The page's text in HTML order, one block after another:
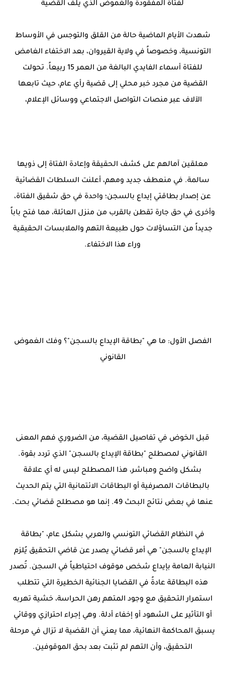
لفتاة المفقودة والغموض الذي يلف القضية
شهدت الأيام الماضية حالة من القلق والتوجس في الأوساط
التونسية، وخصوصاً في ولاية القيروان، بعد الاختفاء الغامض
للفتاة أسماء الفايدي البالغة من العمر 15 ربيعاً. تحولت
القضية من مجرد خبر محلي إلى قضية رأي عام، حيث تابعها
الآلاف عبر منصات التواصل الاجتماعي ووسائل الإعلام،
معلقين آمالهم على كشف الحقيقة وإعادة الفتاة إلى ذويها
سالمة. في منعطف جديد ومهم، أعلنت السلطات القضائية
عن إصدار بطاقتي إيداع بالسجن؛ واحدة في حق شقيق الفتاة،
وأخرى في حق جارة تقطن بالقرب من منزل العائلة، مما فتح باباً
جديداً من التساؤلات حول طبيعة التهم والملابسات الحقيقية
وراء هذا الاختفاء.
الفصل الأول: ما هي "بطاقة الإيداع بالسجن"؟ وفك الغموض
القانوني
قبل الخوض في تفاصيل القضية، من الضروري فهم المعنى
القانوني لمصطلح "بطاقة الإيداع بالسجن" الذي تردد بقوة.
بشكل واضح ومباشر، هذا المصطلح ليس له أي علاقة
بالبطاقات المصرفية أو البطاقات الائتمانية التي يتم الحديث
عنها في بعض نتائج البحث 49. إنما هو مصطلح قضائي بحت.
في النظام القضائي التونسي والعربي بشكل عام، "بطاقة
الإيداع بالسجن" هي أمر قضائي يصدر عن قاضي التحقيق يُلزم
النيابة العامة بإيداع شخص موقوف احتياطياً في السجن. تُصدر
هذه البطاقة عادةً في القضايا الجنائية الخطيرة التي تتطلب
استمرار التحقيق مع وجود المتهم رهن الحراسة، خشية تهربه
أو التأثير على الشهود أو إخفاء أدلة. وهي إجراء احترازي ووقائي
يسبق المحاكمة النهائية، مما يعني أن القضية لا تزال في مرحلة
التحقيق، وأن التهم لم تثبت بعد بحق الموقوفين.